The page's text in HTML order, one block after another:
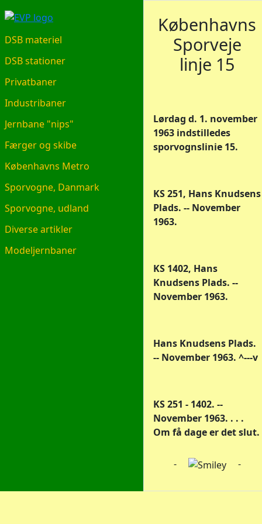
EVP.DK
DSB materiel
DSB stationer
Privatbaner
Industribaner
Jernbane "nips"
Færger og skibe
Københavns Metro
Sporvogne, Danmark
Sporvogne, udland
Diverse artikler
Modeljernbaner
Københavns
Sporveje
linje 15
Lørdag d. 1. november
1963 indstilledes
sporvognslinie 15.
KS 251, Hans Knudsens
Plads. -- November
1963.
KS 1402, Hans
Knudsens Plads. --
November 1963.
Hans Knudsens Plads.
-- November 1963. ^---v
KS 251 - 1402. --
November 1963. . . .
Om få dage er det slut.
- -